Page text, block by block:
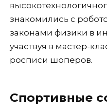
знакомились с
законами физики в
участвуя в мастер-
росписи шоперов.
Спортивные